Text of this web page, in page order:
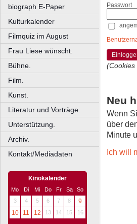
biograph E-Paper
Kulturkalender
Filmquiz im August
Frau Liese wünscht.
Bühne.
Film.
Kunst.
Literatur und Vorträge.
Unterstützung.
Archiv.
Kontakt/Mediadaten
Kinokalender
Mo Di Mi Do Fr Sa
So
3
4 5 6 7 8
9
10
11 12 13 14 15 16
Passwort
(Cookies
Neu
Wenn
über
Minute
Ich will